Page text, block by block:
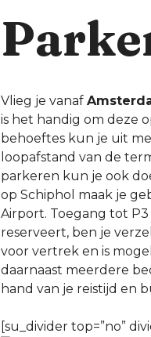
Vlieg je vanaf
is het handig om deze
behoeftes kun je uit
loopafstand van de
parkeren kun je ook
op Schiphol maak je
Airport. Toegang tot
reserveert, ben je
voor vertrek en is
daarnaast meerdere
hand van je reistijd en
[su_divider top=”no”